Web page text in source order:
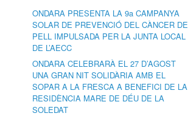
ONDARA PRESENTA LA 9a CAMPANYA
SOLAR DE PREVENCIÓ DEL CÀNCER DE
PELL IMPULSADA PER LA JUNTA LOCAL
DE L’AECC
ONDARA CELEBRARÀ EL 27 D’AGOST
UNA GRAN NIT SOLIDÀRIA AMB EL
SOPAR A LA FRESCA A BENEFICI DE LA
RESIDÈNCIA MARE DE DÉU DE LA
SOLEDAT